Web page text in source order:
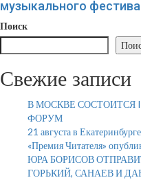
музыкального
Поиск
Свежие записи
В МОСКВЕ
ФОРУМ
21 августа в
«Премия Читателя»
ЮРА БОРИСОВ
ГОРЬКИЙ, САНАЕВ И